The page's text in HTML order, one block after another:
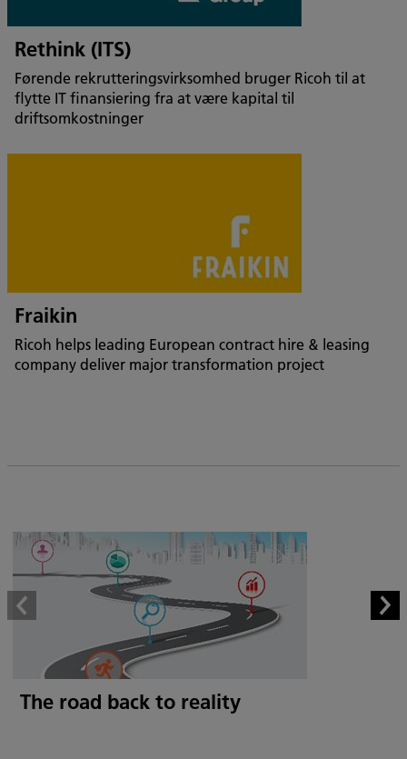
Rethink (ITS)
Førende rekrutteringsvirksomhed bruger Ricoh til at
flytte IT finansiering fra at være kapital til
driftsomkostninger
Fraikin
Ricoh helps leading European contract hire & leasing
company deliver major transformation project
The road back to reality